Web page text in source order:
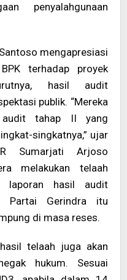
penyalahgunaan
mengapresiasi
terhadap proyek
hasil audit
publik. “Mereka
audit tahap II yang
singkatnya,” ujar
Sumarjati Arjoso
melakukan telaah
laporan hasil audit
Partai Gerindra itu
di masa reses.
telaah juga akan
hukum. Sesuai